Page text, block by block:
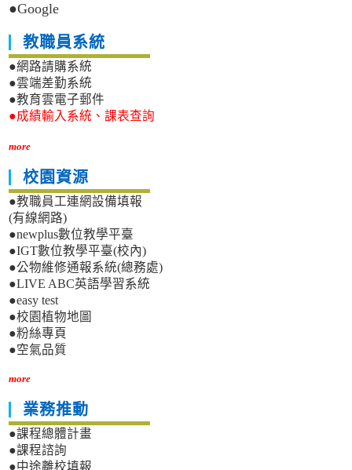
●Google
教職員系統
●網路請購系統
●雲端差勤系統
●教育雲電子郵件
●成績輸入系統、課表查詢
more
校園資源
●教職員工連網設備填報
(有線網路)
●newplus數位教學平臺
●IGT數位教學平臺(校內)
●公物維修通報系統(總務處)
●LIVE ABC英語學習系統
●easy test
●校園植物地圖
●粉絲專頁
●空氣品質
more
業務推動
●課程總體計畫
●課程諮詢
●中途離校填報